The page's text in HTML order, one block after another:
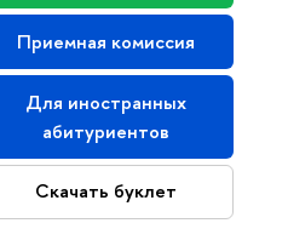
Приемная комиссия
Для иностранных
абитуриентов
Скачать буклет